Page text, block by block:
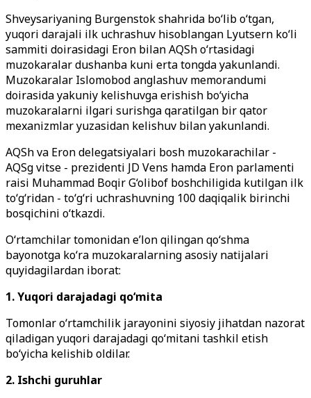
Shveysariyaning Burgenstok shahrida bo‘lib o‘tgan,
yuqori darajali ilk uchrashuv hisoblangan Lyutsern ko‘li
sammiti doirasidagi Eron bilan AQSh o‘rtasidagi
muzokaralar dushanba kuni erta tongda yakunlandi.
Muzokaralar Islomobod anglashuv memorandumi
doirasida yakuniy kelishuvga erishish bo‘yicha
muzokaralarni ilgari surishga qaratilgan bir qator
mexanizmlar yuzasidan kelishuv bilan yakunlandi.
AQSh va Eron delegatsiyalari bosh muzokarachilar -
AQSg vitse - prezidenti JD Vens hamda Eron parlamenti
raisi Muhammad Boqir G‘olibof boshchiligida kutilgan ilk
to‘g‘ridan - to‘g‘ri uchrashuvning 100 daqiqalik birinchi
bosqichini o‘tkazdi.
O‘rtamchilar tomonidan e’lon qilingan qo‘shma
bayonotga ko‘ra muzokaralarning asosiy natijalari
quyidagilardan iborat:
1. Yuqori darajadagi qo‘mita
Tomonlar o‘rtamchilik jarayonini siyosiy jihatdan nazorat
qiladigan yuqori darajadagi qo‘mitani tashkil etish
bo‘yicha kelishib oldilar.
2. Ishchi guruhlar